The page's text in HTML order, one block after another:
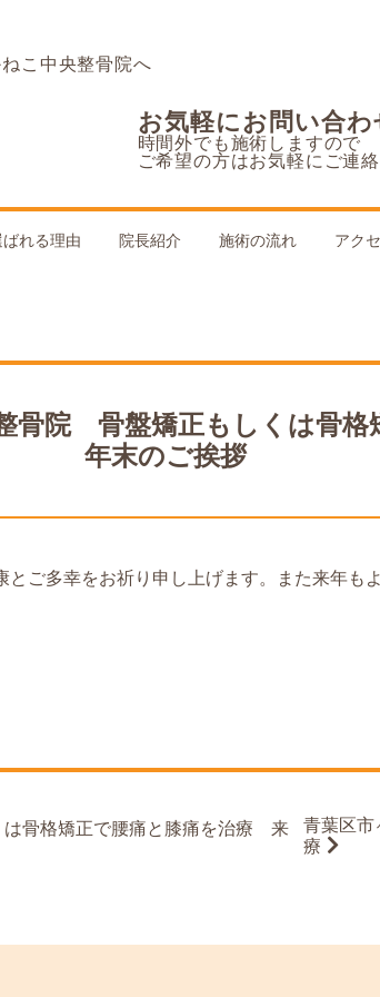
こ中央整骨院へ
お気軽にお問い合
時間外でも施術しますので
ご希望の方はお気軽にご連
ばれる理由 院長紹介 施術の流れ アク
骨院 骨盤矯正もしくは骨
年末のご挨拶
ご多幸をお祈り申し上げます。また来年も
骨格矯正で腰痛と膝痛を治療 来
青葉区
療